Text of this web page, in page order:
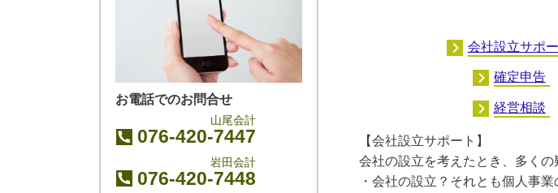
会社設立サポ
確定申告
経営相談
【会社設立サポート】
会社の設立を考えたとき、多く
・会社の設立？それとも個人事
お電話でのお問合せ
山尾会計
076-420-7447
岩田会計
076-420-7448